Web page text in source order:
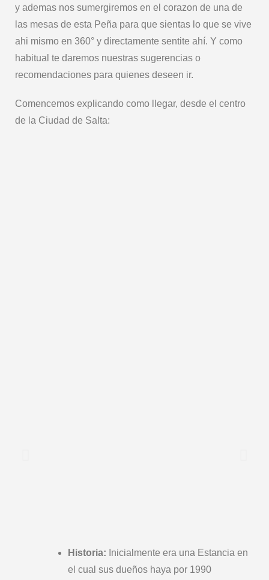
y ademas nos sumergiremos en el corazon de una de
las mesas de esta Peña para que sientas lo que se vive
ahi mismo en 360° y directamente sentite ahí. Y como
habitual te daremos nuestras sugerencias o
recomendaciones para quienes deseen ir.
Comencemos explicando como llegar, desde el centro
de la Ciudad de Salta:
Historia: Inicialmente era una Estancia en
el cual sus dueños haya por 1990